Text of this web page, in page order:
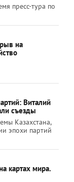
пресс-тура по
на
Виталий
съезды
Казахстана,
эпохи партий
картах мира.